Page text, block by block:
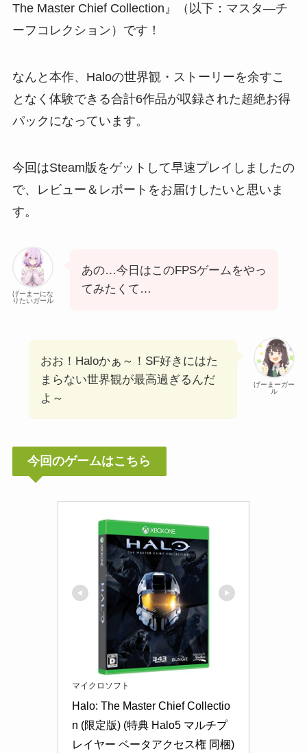
The Master Chief Collection』（以下：マスタ―チ
ーフコレクション）です！
なんと本作、Haloの世界観・ストーリーを余すこ
となく体験できる合計6作品が収録された超絶お得
パックになっています。
今回はSteam版をゲットして早速プレイしましたの
で、レビュー＆レポートをお届けしたいと思いま
す。
げーまーにな
りたいガール
あの…今日はこのFPSゲームをやっ
てみたくて…
げーまーガー
ル
おお！Haloかぁ～！SF好きにはた
まらない世界観が最高過ぎるんだ
よ～
今回のゲームはこちら
マイクロソフト
Halo: The Master Chief Collectio
n (限定版) (特典 Halo5 マルチプ
レイヤー ベータアクセス権 同梱)